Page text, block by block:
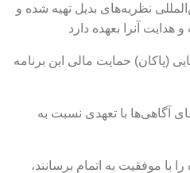
نظریه‌های بدیل تهیه شده و
آنرا بعهده دارد
(پاکان) حمایت مالی این برنامه
آگاهی‌ها با تعهدی نسبت به
با موفقیت به اتمام برسانند،